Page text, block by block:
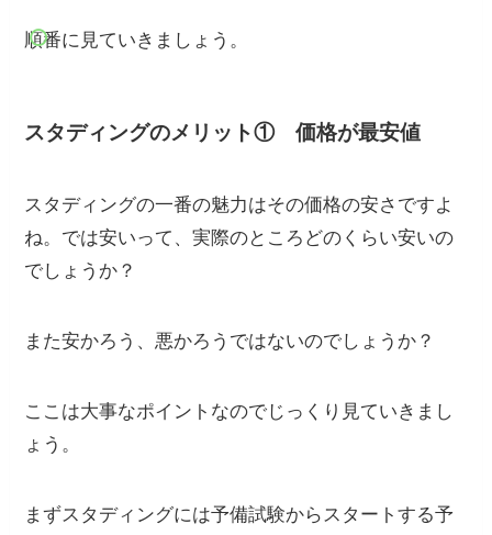
順番に見ていきましょう。
スタディングのメリット① 価格が最安値
スタディングの一番の魅力はその価格の安さですよ
ね。では安いって、実際のところどのくらい安いの
でしょうか？
また安かろう、悪かろうではないのでしょうか？
ここは大事なポイントなのでじっくり見ていきまし
ょう。
まずスタディングには予備試験からスタートする予